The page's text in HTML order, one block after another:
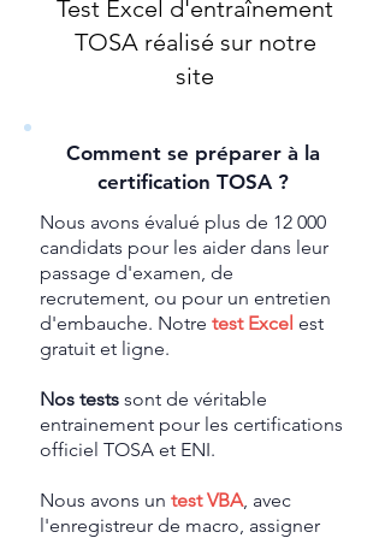
Test Excel d'entraînement
TOSA réalisé sur notre
site
Comment se préparer à la
certification TOSA ?
Nous avons évalué plus de 12 000
candidats pour les aider dans leur
passage d'examen, de
recrutement, ou pour un entretien
d'embauche. Notre test Excel est
gratuit et ligne.
Nos tests sont de véritable
entrainement pour les certifications
officiel TOSA et ENI.
Nous avons un test VBA, avec
l'enregistreur de macro, assigner